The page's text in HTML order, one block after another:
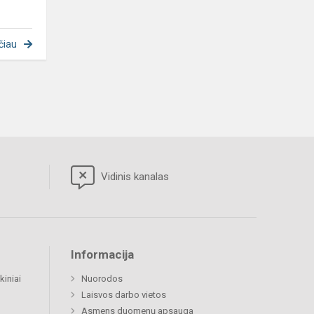
Vidinis kanalas
Informacija
Nuorodos
Laisvos darbo vietos
Asmens duomenų apsauga